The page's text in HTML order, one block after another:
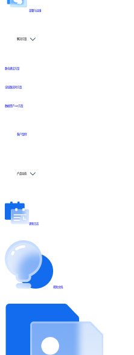
部署与运维
解决方案
数仓建设方案
全链路实时方案
数据资产API方案
客户案例
产品动态
更新日志
帮助文档